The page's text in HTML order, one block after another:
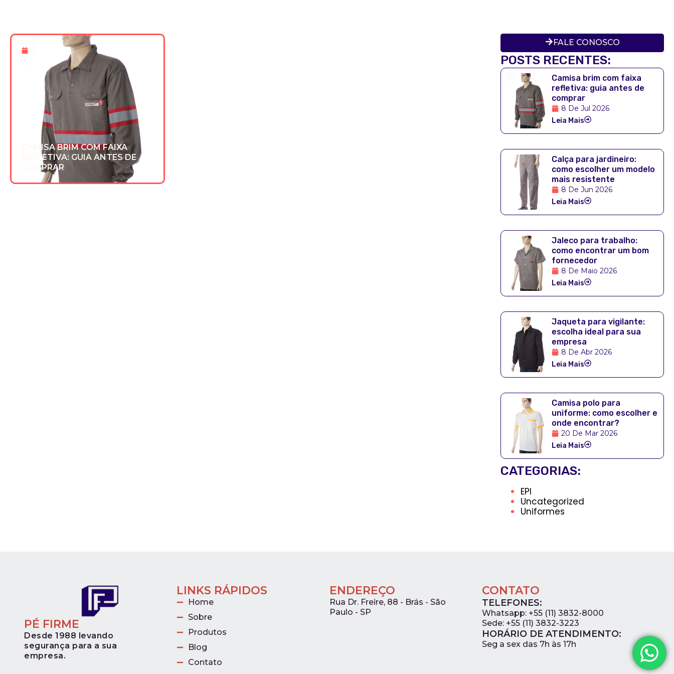
8 De Jul 2026
CAMISA BRIM COM FAIXA
REFLETIVA: GUIA ANTES DE
COMPRAR
FALE CONOSCO
POSTS RECENTES:
Camisa brim com faixa
refletiva: guia antes de
comprar
8 De Jul 2026
Leia Mais
Calça para jardineiro:
como escolher um modelo
mais resistente
8 De Jun 2026
Leia Mais
Jaleco para trabalho:
como encontrar um bom
fornecedor
8 De Maio 2026
Leia Mais
Jaqueta para vigilante:
escolha ideal para sua
empresa
8 De Abr 2026
Leia Mais
Camisa polo para
uniforme: como escolher e
onde encontrar?
20 De Mar 2026
Leia Mais
CATEGORIAS:
EPI
Uncategorized
Uniformes
PÉ FIRME
Desde 1988 levando
segurança para a sua
empresa.
LINKS RÁPIDOS
Home
Sobre
Produtos
Blog
Contato
ENDEREÇO
Rua Dr. Freire, 88 - Brás - São
Paulo - SP
CONTATO
TELEFONES:
Whatsapp: +55 (11) 3832-8000
Sede: +55 (11) 3832-3223
HORÁRIO DE ATENDIMENTO:
Seg a sex das 7h às 17h 0